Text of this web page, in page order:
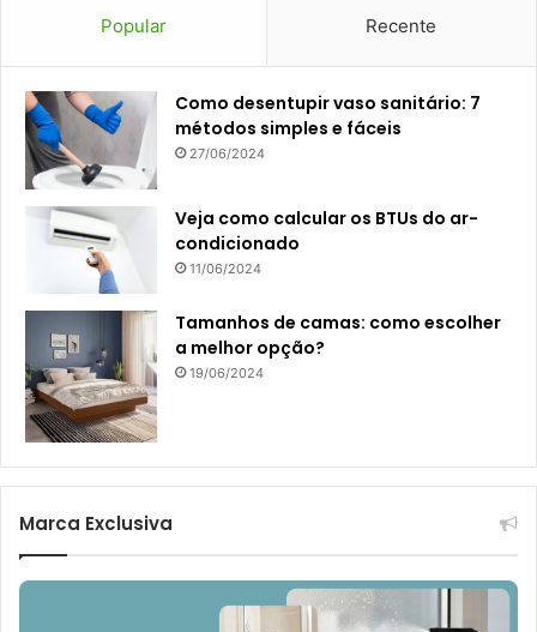
Popular Recente
Como desentupir vaso sanitário: 7
métodos simples e fáceis
27/06/2024
Veja como calcular os BTUs do ar-
condicionado
11/06/2024
Tamanhos de camas: como escolher
a melhor opção?
19/06/2024
Marca Exclusiva